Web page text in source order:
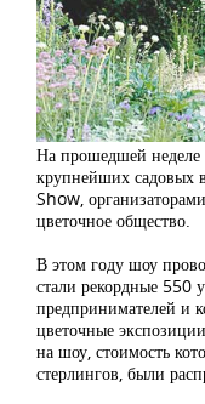
На прошедшей неделе
крупнейших садовых
Show,
цветочное общество.
В этом году шоу
стали рекордные 550
предпринимателей и
цветочные
на шоу, стоимость
стерлингов, были